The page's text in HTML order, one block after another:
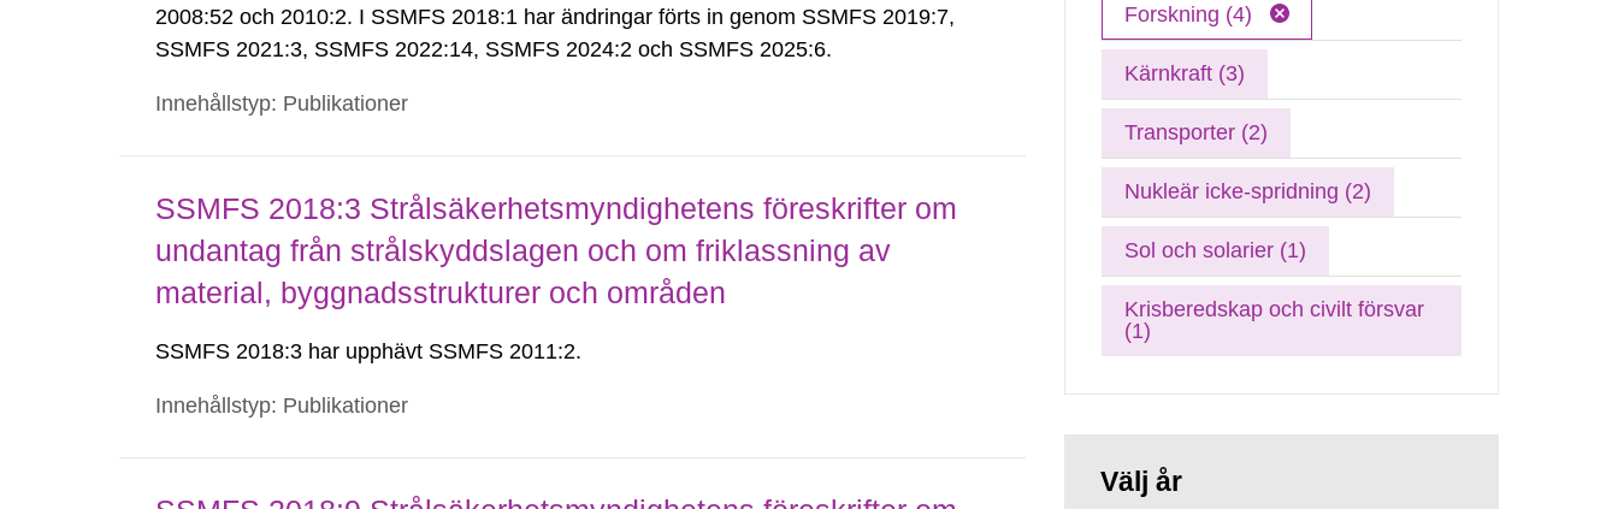
2008:52 och 2010:2. I SSMFS 2018:1 har ändringar förts in genom SSMFS 2019:7,
SSMFS 2021:3, SSMFS 2022:14, SSMFS 2024:2 och SSMFS 2025:6.
Innehållstyp: Publikationer
SSMFS 2018:3 Strålsäkerhetsmyndighetens föreskrifter om
undantag från strålskyddslagen och om friklassning av
material, byggnadsstrukturer och områden
SSMFS 2018:3 har upphävt SSMFS 2011:2.
Innehållstyp: Publikationer
Forskning (4)
Kärnkraft (3)
Transporter (2)
Nukleär icke-spridning (2)
Sol och solarier (1)
Krisberedskap och civilt försvar
(1)
Välj år